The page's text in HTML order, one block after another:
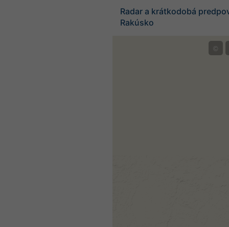
Radar a krátkodobá
Rakúsko
©